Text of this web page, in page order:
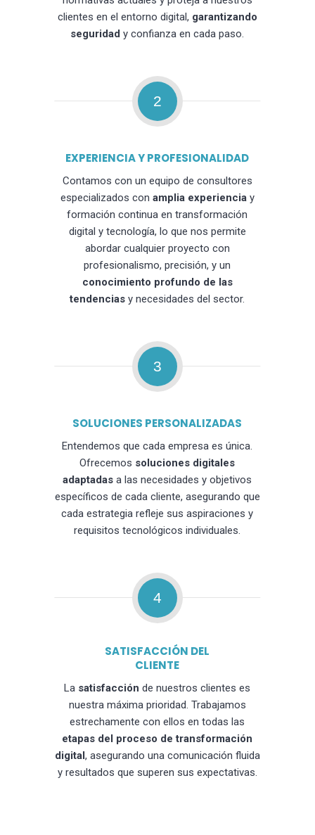
clientes en el entorno digital, garantizando
seguridad y confianza en cada paso.
2
EXPERIENCIA Y PROFESIONALIDAD
Contamos con un equipo de consultores
especializados con amplia experienciay
formación continua en transformación
digital y tecnología, lo que nos permite
abordar cualquier proyecto con
profesionalismo, precisión, y un
conocimiento profundo de las
tendencias y necesidades del sector.
3
SOLUCIONES PERSONALIZADAS
Entendemos que cada empresa es única.
Ofrecemos soluciones digitales
adaptadas a las necesidades y objetivos
específicos de cada cliente, asegurando que
cada estrategia refleje sus aspiraciones y
requisitos tecnológicos individuales.
4
SATISFACCIÓN DEL
CLIENTE
La satisfacción de nuestros clientes es
nuestra máxima prioridad. Trabajamos
estrechamente con ellos en todas las
etapas del proceso de transformación
digital, asegurando una comunicación fluida
y resultados que superen sus expectativas.